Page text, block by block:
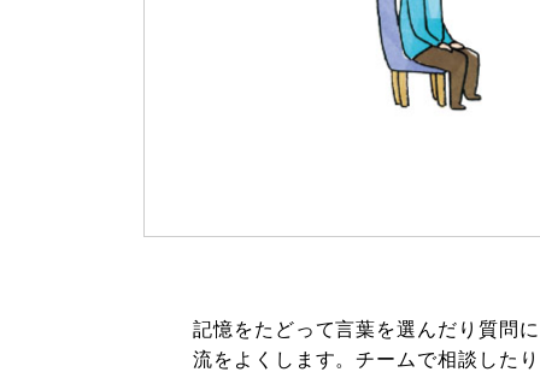
記憶をたどって言葉を選んだり質問
流をよくします。チームで相談した